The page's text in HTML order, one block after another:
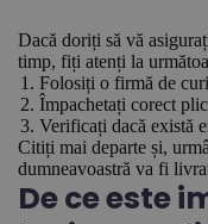
Dacă doriți să vă
timp, fiți atenți la
Folosiți o firmă de
Împachetați corect
Verificați dacă există
Citiți mai departe și,
dumneavoastră va fi
De ce este